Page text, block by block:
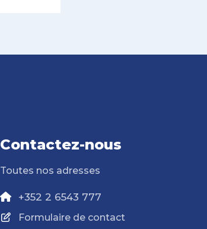
Contactez-nous
Toutes nos adresses
+352 2 6543 777
Formulaire de contact